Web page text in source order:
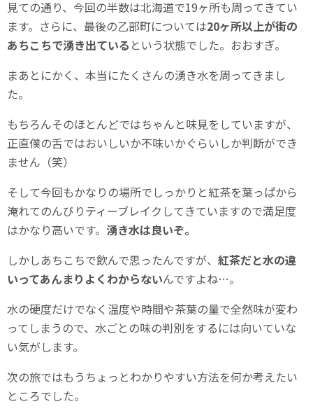
見ての通り、今回の半数は北海道で19ヶ所も周ってきてい
ます。さらに、最後の乙部町については20ヶ所以上が街の
あちこちで湧き出ている という状態でした。おおすぎ。
まあとにかく、本当にたくさんの湧き水を周ってきまし
た。
もちろんそのほとんどではちゃんと味見をしていますが、
正直僕の舌ではおいしいか不味いかぐらいしか判断ができ
ません（笑）
そして今回もかなりの場所でしっかりと紅茶を葉っぱから
淹れてのんびりティーブレイクしてきていますので満足度
はかなり高いです。 湧き水は良いぞ。
しかしあちこちで飲んで思ったんですが、 紅茶だと水の違
いってあんまりよくわからないんですよね…。
水の硬度だけでなく温度や時間や茶葉の量で全然味が変わ
ってしまうので、水ごとの味の判別をするには向いていな
い気がします。
次の旅ではもうちょっとわかりやすい方法を何か考えたい
ところでした。